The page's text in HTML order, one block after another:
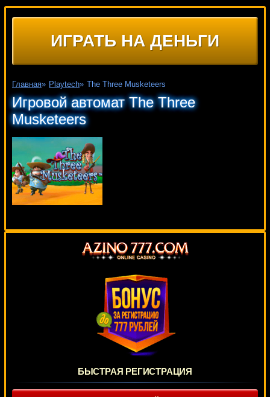
ИГРАТЬ НА ДЕНЬГИ
Главная» Playtech» The Three Musketeers
Игровой автомат The Three
Musketeers
БЫСТРАЯ РЕГИСТРАЦИЯ